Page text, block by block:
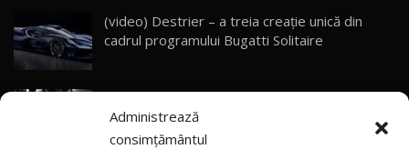
Administrează
consimțământul
30
Primele impresii despre BYD Seal U DM-i,
Sealion 7 și Seal 5 DM-i / Test Drive
AutoBlog.MD
13:56
(video) Destrier – a treia creație unică din
cadrul programului Bugatti Solitaire
(video) SRT prezintă tehnologia eBoost Air
care elimină decalajul turbo